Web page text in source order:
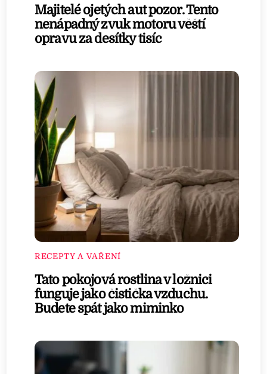
Majitelé ojetých aut pozor. Tento
nenápadný zvuk motoru věští
opravu za desítky tisíc
RECEPTY A VAŘENÍ
Tato pokojová rostlina v ložnici
funguje jako čistička vzduchu.
Budete spát jako miminko